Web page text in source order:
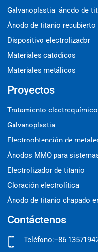
Galvanoplastia: ánodo de
Ánodo de titanio recubierto
Dispositivo electrolizador
Materiales catódicos
Materiales metálicos
Proyectos
Tratamiento
Galvanoplastia
Electroobtención de
Ánodos MMO para
Electrolizador de titanio
Cloración electrolítica
Ánodo de titanio chapado
Contáctenos
Teléfono:+86